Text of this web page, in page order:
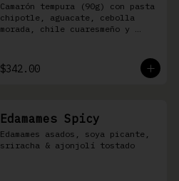
Camarón tempura (90g) con pasta
chipotle, aguacate, cebolla
morada, chile cuaresmeño y
$342.00
Edamames Spicy
Edamames asados, soya picante,
sriracha & ajonjolí tostado